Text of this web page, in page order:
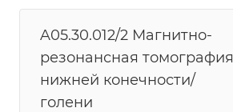
A05.30.012/2 Магнитно-
резонансная томография
нижней конечности/
голени